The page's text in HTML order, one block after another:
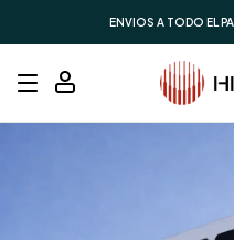
ENVIOS A TODO EL